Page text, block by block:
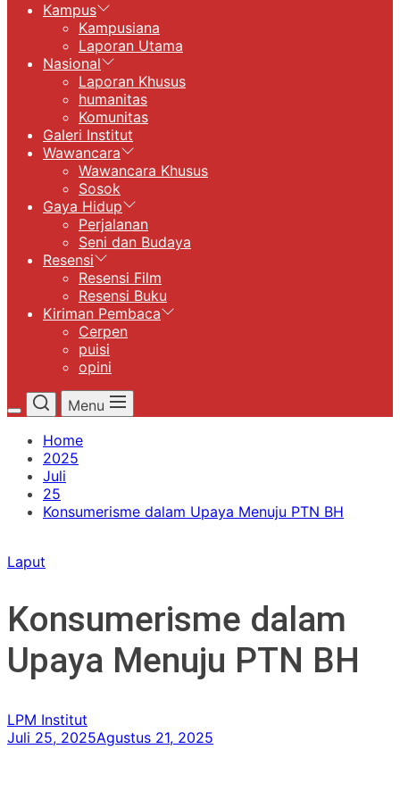
Kampus
Kampusiana
Laporan Utama
Nasional
Laporan Khusus
humanitas
Komunitas
Galeri Institut
Wawancara
Wawancara Khusus
Sosok
Gaya Hidup
Perjalanan
Seni dan Budaya
Resensi
Resensi Film
Resensi Buku
Kiriman Pembaca
Cerpen
puisi
opini
Menu
Home
2025
Juli
25
Konsumerisme dalam Upaya Menuju PTN BH
Laput
Konsumerisme dalam
Upaya Menuju PTN BH
LPM Institut
Juli 25, 2025Agustus 21, 2025